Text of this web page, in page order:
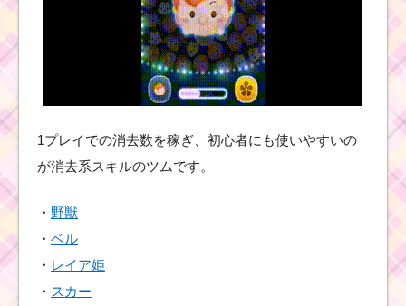
毛を結んだツムで1プレ
イで80コンボするミッ
ションをクリアする
リーズで20回フィーバ
略するツム
1プレイでの消去数を稼ぎ、初心者にも使いやすいの
が消去系スキルのツムです。
・ 野獣
・ ベル
・ レイア姫
・ スカー